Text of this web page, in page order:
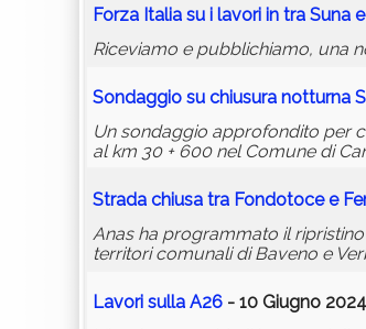
Forza Italia su i lavori in tra Suna
Riceviamo e pubblichiamo, una
Sondaggio su chiusura notturna
Un sondaggio approfondito per
al km 30 + 600 nel Comune di
Strada chiusa tra Fondotoce e
Anas ha programmato il ripristino
territori comunali di Baveno e
Lavori sulla A26 - 10 Giugno